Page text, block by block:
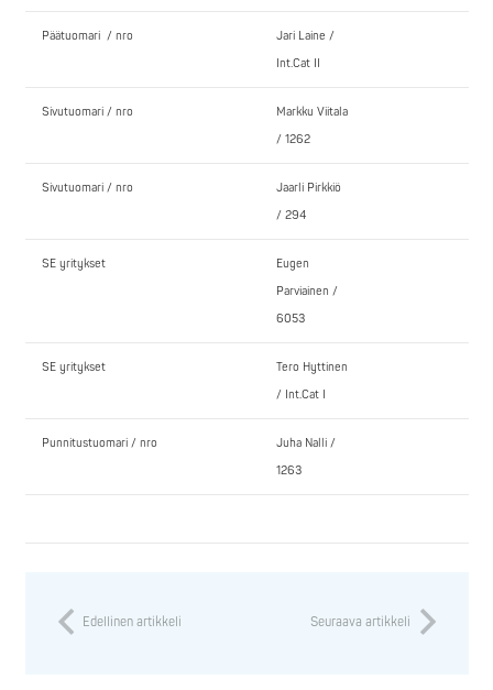
Päätuomari / nro
Jari Laine /
Int.Cat II
Sivutuomari / nro
Markku Viitala
/ 1262
Sivutuomari / nro
Jaarli Pirkkiö
/ 294
SE yritykset
Eugen
Parviainen /
6053
SE yritykset
Tero Hyttinen
/ Int.Cat I
Punnitustuomari / nro
Juha Nalli /
1263
Edellinen artikkeli Seuraava artikkeli